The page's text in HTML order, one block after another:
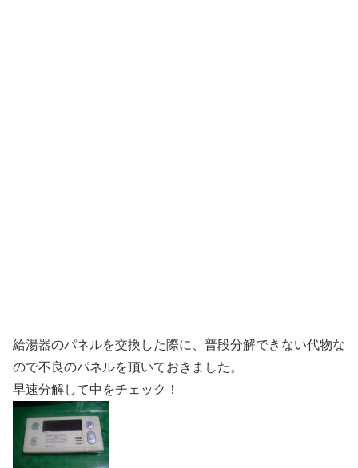
給湯器のパネルを交換した際に、普段分解できない代物な
ので不良のパネルを頂いておきました。
早速分解して中をチェック！